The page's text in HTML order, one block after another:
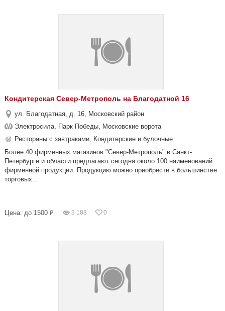
Кондитерская Север-Метрополь на Благодатной 16
ул. Благодатная, д. 16, Московский район
Электросила, Парк Победы, Московские ворота
Рестораны с завтраками, Кондитерские и булочные
Более 40 фирменных магазинов "Север-Метрополь" в Санкт-
Петербурге и области предлагают сегодня около 100 наименований
фирменной продукции. Продукцию можно приобрести в большинстве
торговых...
Цена: до 1500 ₽ 3 188 0